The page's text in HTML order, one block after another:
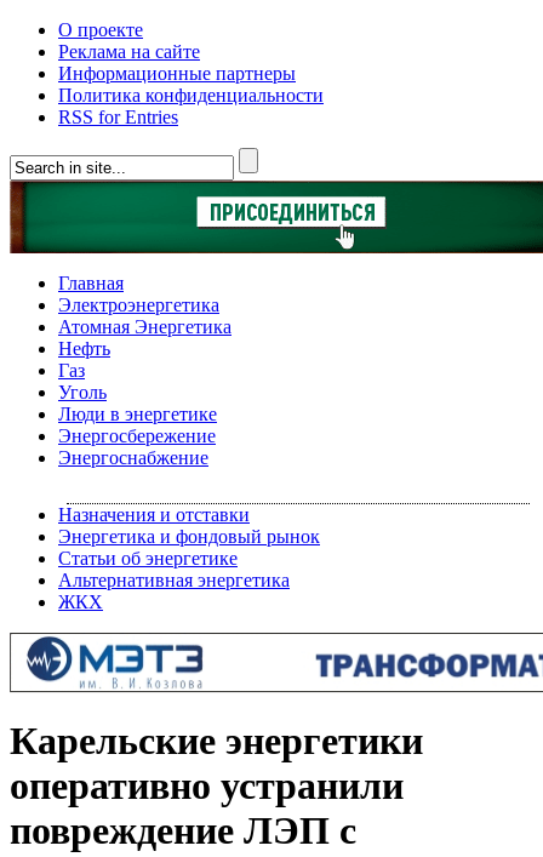
О проекте
Реклама на сайте
Информационные партнеры
Политика конфиденциальности
RSS for Entries
Главная
Электроэнергетика
Атомная Энергетика
Нефть
Газ
Уголь
Люди в энергетике
Энергосбережение
Энергоснабжение
Назначения и отставки
Энергетика и фондовый рынок
Статьи об энергетике
Альтернативная энергетика
ЖКХ
Карельские энергетики
оперативно устранили
повреждение ЛЭП с